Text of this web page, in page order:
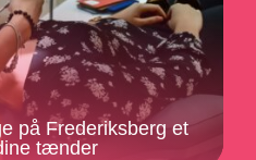
på Frederiksberg et
tænder